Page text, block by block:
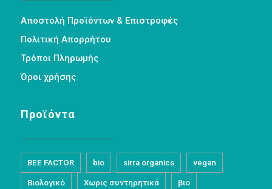
Αποστολή Προϊόντων & Επιστροφές
Πολιτική Απορρήτου
Τρόποι Πληρωμής
Όροι χρήσης
Προϊόντα
BEE FACTOR bio sirra organics vegan
Βιολογικό Χωρις συντηρητικά βιο